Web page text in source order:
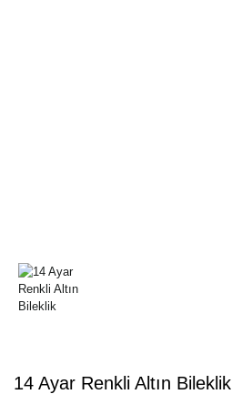
14 Ayar Renkli Altın Bileklik